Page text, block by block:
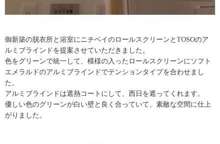
御新築の脱衣所と浴室にニチベイのロールスクリーンとTOSOのア
ルミブラインドを提案させていただきました。
色をグリーンで統一して、模様の入ったロールスクリーンにソフト
エメラルドのアルミブラインドでテンションタイプを合わせまし
た。
アルミブラインドは遮熱コートにして、西日を遮ってくれます。
優しい色のグリーンが白い壁と良く合っていて、素敵な空間に仕上
がりました。